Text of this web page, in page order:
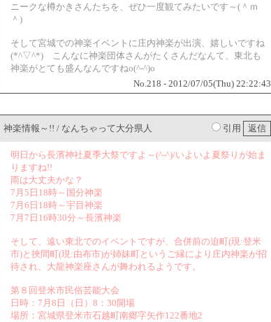
ニークな樽かきさんたちを、ぜひ一度観てみたいです～(＾ｍ
＾)
そして宮城での神楽イベントに庄内神楽が出演、嬉しいですね
(*^▽^*) こんなに神楽団体さんがたくさんだなんて、東北も
神楽がとても盛んなんですねo(^-^)o
No.218 - 2012/07/05(Thu) 22:22:43
神楽情報～!! / なんちゃって大分県人 引用
明日から長濱神社夏季大祭ですよ～(^-^)/いよいよ夏祭りが始ま
りますね!!
雨は大丈夫かな？
7月5日18時～国分神楽
7月6日18時～宇目神楽
7月7日16時30分～長濱神楽
そして、遠い東北でのイベントですが、合併前の迫町(現:登米
市)と挾間町(現:由布市)が姉妹町というご縁により庄内神楽が招
待され、大龍神楽座さんが舞われるようです。
第８回登米市民俗芸能大会
日時：7月8日（日）8：30開場
場所：宮城県登米市石越町南郷字矢作122番地2